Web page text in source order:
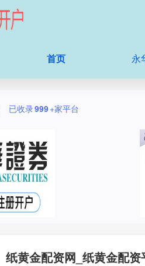
首页 永
已收录999+家平台
纸黄金配资网_纸黄金配